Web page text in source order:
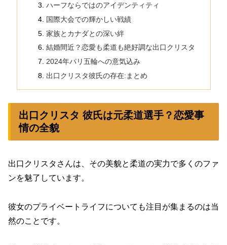
ハーフならではのアイデンティティ
国際大会での輝かしい戦績
家族とカナダとの深い絆
結婚間近？恋愛も柔道も絶好調な出口クリスタ
2024年パリ五輪への意気込み
出口クリスタ彼氏の存在:まとめ
出口クリスタ 彼氏は元柔道選手？恋愛事
情の全貌
出口クリスタさんは、その美貌と柔道の実力で多くのファ
ンを魅了しています。
彼女のプライベートライフについても注目が集まるのは当
然のことです。